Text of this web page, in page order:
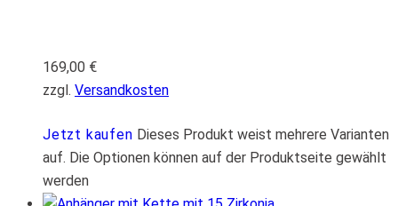
169,00 €
zzgl. Versandkosten
Jetzt kaufen Dieses Produkt weist mehrere Varianten
auf. Die Optionen können auf der Produktseite gewählt
werden